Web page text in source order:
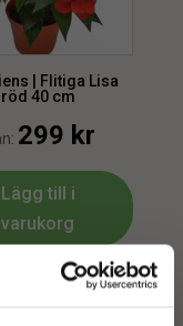
| Flitiga Lisa
röd 40 cm
299 kr
Lägg till i
varukorg